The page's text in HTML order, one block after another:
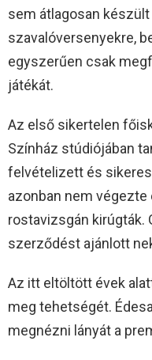
sem átlagosan
szavalóversenyekre,
egyszerűen csak
játékát.
Az első sikertelen
Színház stúdiójában
felvételizett és
azonban nem végezte
rostavizsgán kirúgták.
szerződést ajánlott
Az itt eltöltött évek
meg tehetségét.
megnézni lányát a